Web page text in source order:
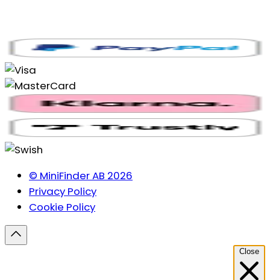
© MiniFinder AB 2026
Privacy Policy
Cookie Policy
Close